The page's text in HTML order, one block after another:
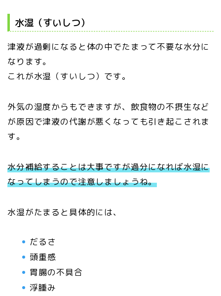
水湿（すいしつ）
津液が過剰になると体の中でたまって不要な水分に
なります。
これが水湿（すいしつ）です。
外気の湿度からもできますが、飲食物の不摂生など
が原因で津液の代謝が悪くなっても引き起こされま
す。
水分補給することは大事ですが過分になれば水湿に
なってしまうので注意しましょうね。
水湿がたまると具体的には、
だるさ
頭重感
胃腸の不具合
浮腫み